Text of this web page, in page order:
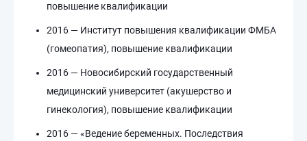
повышение квалификации
2016 — Институт повышения квалификации ФМБА
(гомеопатия), повышение квалификации
2016 — Новосибирский государственный
медицинский университет (акушерство и
гинекология), повышение квалификации
2016 — «Ведение беременных. Последствия